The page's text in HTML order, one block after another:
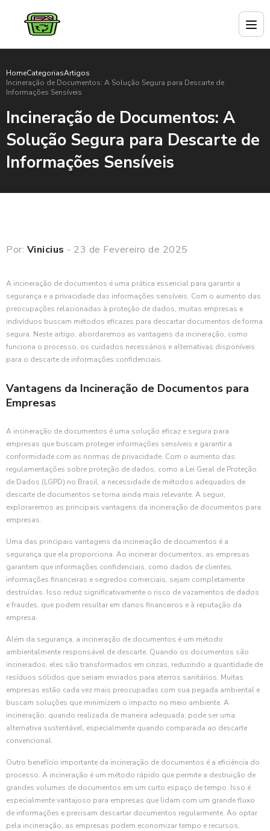
HomeCategoriasArtigos
Incineração de Documentos: A Solução Segura para Descarte de
Informações Sensíveis
Incineração de Documentos: A
Solução Segura para Descarte de
Informações Sensíveis
Por: Vinicius - 23 de Fevereiro de 2025
A incineração de documentos é uma prática essencial para garantir a
segurança e a privacidade das informações sensíveis. Com o aumento das
preocupações relacionadas à proteção de dados, muitas empresas e
indivíduos buscam métodos eficazes para descartar documentos de forma
segura. Neste artigo, abordaremos as vantagens da incineração, como
funciona o processo, os cuidados necessários e alternativas disponíveis
para o descarte de informações confidenciais.
Vantagens da Incineração de Documentos para
Empresas
A incineração de documentos é uma solução eficaz e segura para
empresas que buscam proteger informações sensíveis e garantir a
conformidade com as normas de privacidade. Com o aumento das
regulamentações sobre proteção de dados, como a Lei Geral de Proteção
de Dados (LGPD) no Brasil, a necessidade de métodos adequados de
descarte de documentos se torna ainda mais relevante. A seguir,
exploraremos as principais vantagens da incineração de documentos para
empresas.
Uma das principais vantagens da incineração de documentos é a
segurança que ela proporciona. Ao incinerar documentos, as empresas
garantem que informações confidenciais, como dados de clientes,
informações financeiras e segredos comerciais, sejam completamente
destruídas. Isso reduz significativamente o risco de vazamentos de dados
e fraudes, que podem resultar em danos financeiros e à reputação da
empresa.
Além da segurança, a incineração de documentos é um método
ambientalmente responsável de descarte. Quando os documentos são
incinerados, eles são transformados em cinzas, reduzindo a quantidade de
resíduos sólidos que seriam enviados para aterros sanitários. Muitas
empresas estão cada vez mais preocupadas com sua pegada ambiental e
buscam soluções que minimizem o impacto no meio ambiente. A
incineração, quando realizada de maneira adequada, pode ser uma
alternativa sustentável, especialmente quando comparada ao descarte
convencional.
Outro benefício importante da incineração de documentos é a eficiência do
processo. A incineração é um método rápido que permite a destruição de
grandes volumes de documentos em um curto espaço de tempo. Isso é
especialmente vantajoso para empresas que lidam com um grande fluxo
de informações e precisam descartar documentos regularmente. Ao optar
pela incineração, as empresas podem economizar tempo e recursos,